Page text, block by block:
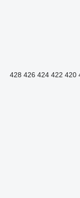
420
422
424
426
428